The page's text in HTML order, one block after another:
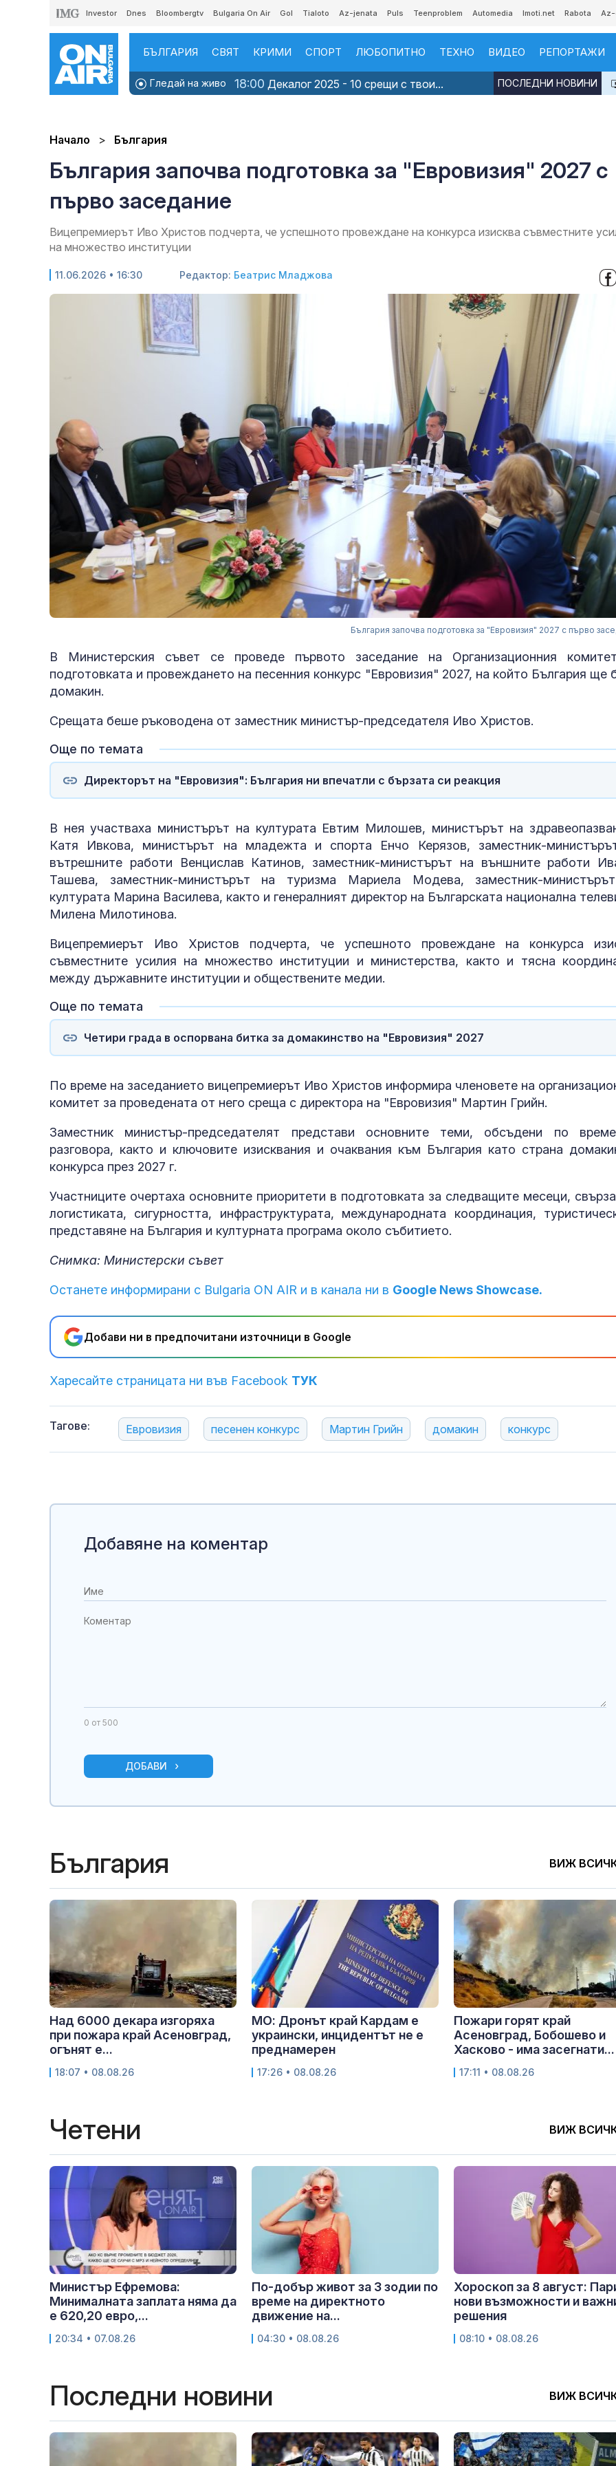
Investor Dnes Bloombergtv Bulgaria On Air Gol Tialoto Az-jenata Puls Teenproblem Automedia Imoti.net Rabota
БЪЛГАРИЯ СВЯТ КРИМИ СПОРТ ЛЮБОПИТНО ТЕХНО ВИДЕО РЕПОРТАЖИ
Гледай на живо 18:00 Декалог 2025 - 10 срещи с твои... ПОСЛЕДНИ НОВИНИ
Начало България
България започва подготовка за "Евровизия" 2027 с
първо заседание
Вицепремиерът Иво Христов подчерта, че успешното провеждане на конкурса изисква съвместните
на множество институции
11.06.2026 • 16:30 Редактор: Беатрис Младжова
България започва подготовка за "Евровизия" 2027 с първо
В Министерския съвет се проведе първото заседание на Организационния
подготовката и провеждането на песенния конкурс "Евровизия" 2027, на който България ще
домакин.
Срещата беше ръководена от заместник министър-председателя Иво Христов.
Още по темата
Директорът на "Евровизия": България ни впечатли с бързата си реакция
В нея участваха министърът на културата Евтим Милошев, министърът на
Катя Ивкова, министърът на младежта и спорта Енчо Керязов, заместник-
вътрешните работи Венцислав Катинов, заместник-министърът на външните работи
Ташева, заместник-министърът на туризма Мариела Модева, заместник-
културата Марина Василева, както и генералният директор на Българската национална
Милена Милотинова.
Вицепремиерът Иво Христов подчерта, че успешното провеждане на конкурса
съвместните усилия на множество институции и министерства, както и тясна
между държавните институции и обществените медии.
Още по темата
Четири града в оспорвана битка за домакинство на "Евровизия" 2027
По време на заседанието вицепремиерът Иво Христов информира членовете на
комитет за проведената от него среща с директора на "Евровизия" Мартин Грийн.
Заместник министър-председателят представи основните теми, обсъдени по
разговора, както и ключовите изисквания и очаквания към България като страна
конкурса през 2027 г.
Участниците очертаха основните приоритети в подготовката за следващите месеци,
логистиката, сигурността, инфраструктурата, международната координация,
представяне на България и културната програма около събитието.
Снимка: Министерски съвет
Останете информирани с Bulgaria ON AIR и в канала ни в Google News Showcase.
Добави ни в предпочитани източници в Google
Харесайте страницата ни във Facebook ТУК
Тагове: Евровизия песенен конкурс Мартин Грийн домакин конкурс
инструмент
Христо
видим как
Румен Радев
защити националния ни интерес
плажовете:
следят за
Бананов кекс
шоколад
Добавяне на коментар
0 от 500
ДОБАВИ
България ВИЖ
Над 6000 декара изгоряха
при пожара край Асеновград,
огънят е...
18:07 • 08.08.26
МО: Дронът край Кардам е
украински, инцидентът не е
преднамерен
17:26 • 08.08.26
Пожари горят край
Асеновград, Бобошево и
Хасково - има засегнати...
17:11 • 08.08.26
Четени ВИЖ
Министър Ефремова:
Минималната заплата няма да
е 620,20 евро,...
20:34 • 07.08.26
По-добър живот за 3 зодии по
време на директното
движение на...
04:30 • 08.08.26
Хороскоп за 8 август:
нови възможности и
решения
08:10 • 08.08.26
Последни новини ВИЖ